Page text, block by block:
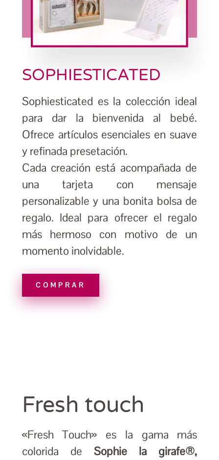
SOPHIESTICATED
Sophiesticated es la colección ideal
para dar la bienvenida al bebé.
Ofrece artículos esenciales en suave
y refinada presetación.
Cada creación está acompañada de
una tarjeta con mensaje
personalizable y una bonita bolsa de
regalo. Ideal para ofrecer el regalo
más hermoso con motivo de un
momento inolvidable.
COMPRAR
Fresh touch
«Fresh Touch» es la gama más
colorida de Sophie la girafe®,